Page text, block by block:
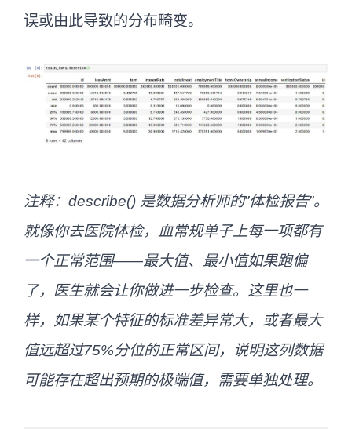
误或由此导致的分布畸变。
注释：describe() 是数据分析师的”体检报告”。
就像你去医院体检，血常规单子上每一项都有
一个正常范围——最大值、最小值如果跑偏
了，医生就会让你做进一步检查。这里也一
样，如果某个特征的标准差异常大，或者最大
值远超过75%分位的正常区间，说明这列数据
可能存在超出预期的极端值，需要单独处理。